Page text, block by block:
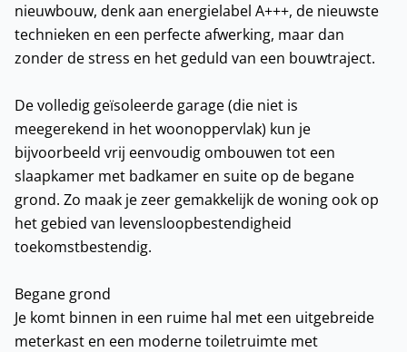
nieuwbouw, denk aan energielabel A+++, de nieuwste
technieken en een perfecte afwerking, maar dan
zonder de stress en het geduld van een bouwtraject.
De volledig geïsoleerde garage (die niet is
meegerekend in het woonoppervlak) kun je
bijvoorbeeld vrij eenvoudig ombouwen tot een
slaapkamer met badkamer en suite op de begane
grond. Zo maak je zeer gemakkelijk de woning ook op
het gebied van levensloopbestendigheid
toekomstbestendig.
Begane grond
Je komt binnen in een ruime hal met een uitgebreide
meterkast en een moderne toiletruimte met